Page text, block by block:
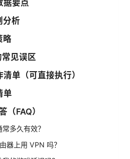
据要点
分析
略
见误区
单（可直接执行）
单
（FAQ）
多久有效？
器上用 VPN 吗？